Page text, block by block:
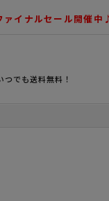
ァイナルセール開催
でも送料無料！